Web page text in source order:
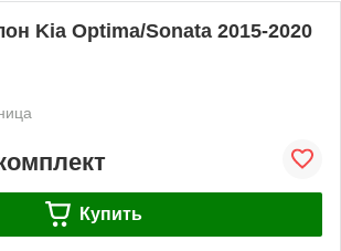
Kia Optima/Sonata 2015-2020
Купить